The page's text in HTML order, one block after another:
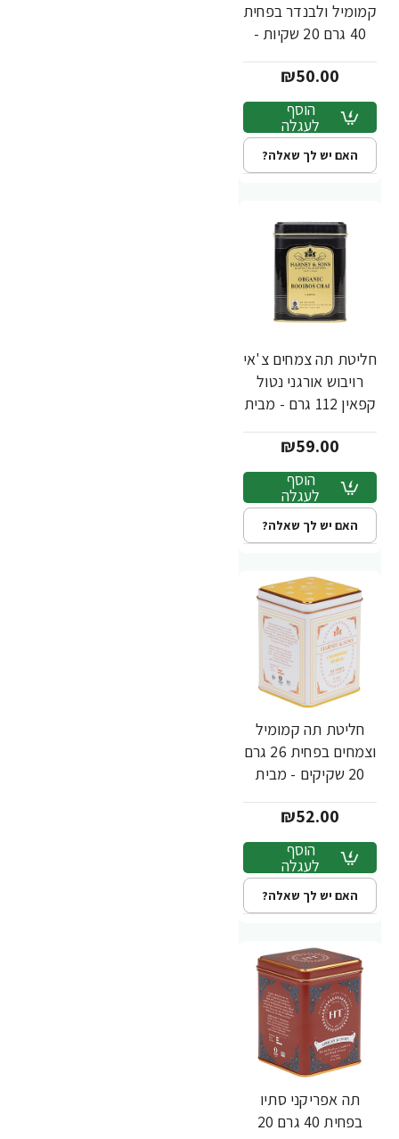
קמומיל ולבנדר בפחית
40 גרם 20 שקיות -
Sons
₪50.00
הוסף
לעגלה
האם יש לך שאלה?
חליטת תה צמחים צ'אי
רויבוש אורגני נטול
קפאין 112 גרם - מבית
₪59.00
הוסף
לעגלה
האם יש לך שאלה?
חליטת תה קמומיל
וצמחים בפחית 26 גרם
20 שקיקים - מבית
₪52.00
הוסף
לעגלה
האם יש לך שאלה?
תה אפריקני סתיו
בפחית 40 גרם 20